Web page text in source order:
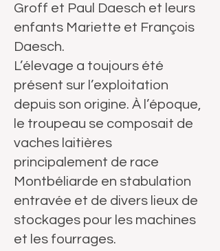
Groff et Paul Daesch et leurs
enfants Mariette et François
Daesch.
L’élevage a toujours été
présent sur l’exploitation
depuis son origine. À l’époque,
le troupeau se composait de
vaches laitières
principalement de race
Montbéliarde en stabulation
entravée et de divers lieux de
stockages pour les machines
et les fourrages.